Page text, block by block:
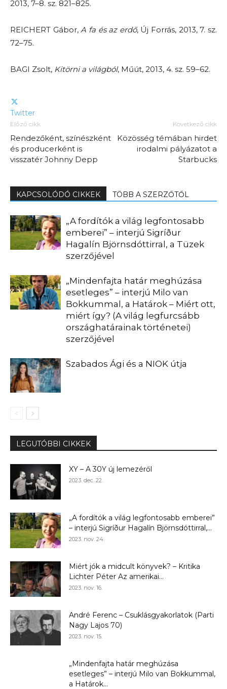
2013, 7–8. sz. 821–825.
REICHERT Gábor, A fa és az erdő, Új Forrás, 2013, 7. sz.
72–75.
BAGI Zsolt, Kitörni a világból, Műút, 2013, 4. sz. 59–62.
Twitter
Előző cikk
Rendezőként, színészként
és producerként is
visszatér Johnny Depp
Következő cikk
Közösség témában hirdet
irodalmi pályázatot a
Starbucks
KAPCSOLÓDÓ CIKKEK TÖBB A SZERZŐTŐL
„A fordítók a világ legfontosabb
emberei” – interjú Sigríður
Hagalín Björnsdóttirral, a Tüzek
szerzőjével
„Mindenfajta határ meghúzása
esetleges” – interjú Milo van
Bokkummal, a Határok – Miért ott,
miért így? (A világ legfurcsább
országhatárainak történetei)
szerzőjével
Szabados Ági és a NIOK útja
LEGUTÓBBI CIKKEK
XY – A 30Y új lemezéről
2023. dec. 22.
„A fordítók a világ legfontosabb emberei”
– interjú Sigríður Hagalín Björnsdóttirral,...
2023. nov. 24.
Miért jók a midcult könyvek? – Kritika
Lichter Péter Az amerikai...
2023. nov. 16.
André Ferenc – Csuklásgyakorlatok (Parti
Nagy Lajos 70)
2023. nov. 15.
„Mindenfajta határ meghúzása
esetleges” – interjú Milo van Bokkummal,
a Határok...